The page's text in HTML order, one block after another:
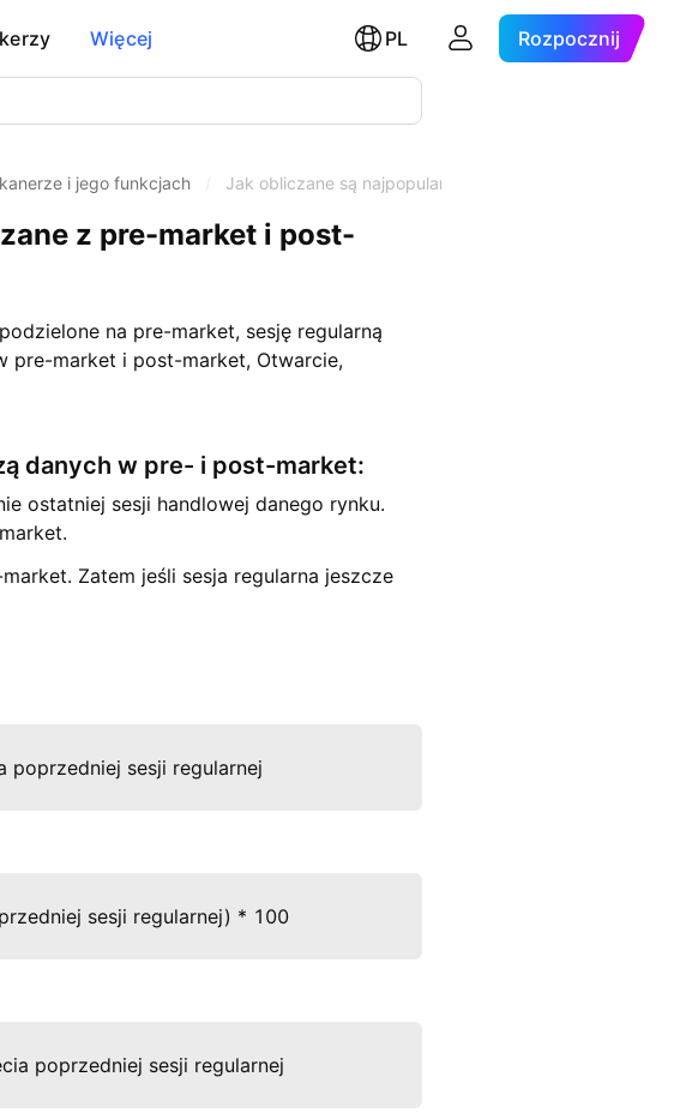
Więcej PL Rozpocznij
i jego funkcjach Jak obliczane są najpopularniejsze filtry powiązane z
z pre-market i post-
na pre-market, sesję regularną
pre-market i post-market, Otwarcie,
danych w pre- i post-market:
ostatniej sesji handlowej danego rynku.
Zatem jeśli sesja regularna jeszcze
poprzedniej sesji regularnej
sesji regularnej) * 100
poprzedniej sesji regularnej